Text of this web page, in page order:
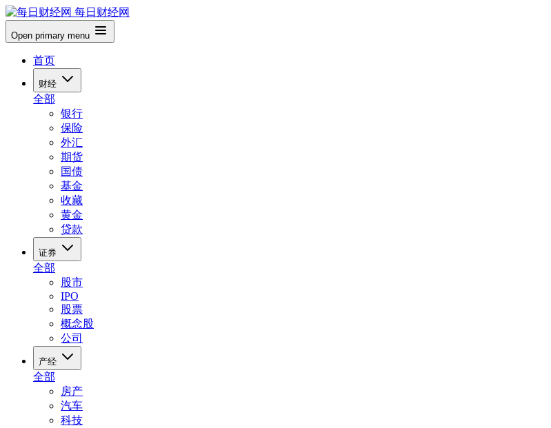
每日财经网
Open primary menu
首页
财经
全部
银行
保险
外汇
期货
国债
基金
收藏
黄金
贷款
证券
全部
股市
IPO
股票
概念股
公司
产经
全部
房产
汽车
科技